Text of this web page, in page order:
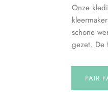
Onze
schone
gezet. De
FAIR